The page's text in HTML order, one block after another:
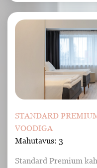
STANDARD
VOODIGA
Mahutavus: 3
Standard Premium